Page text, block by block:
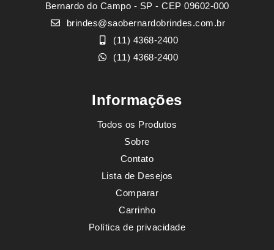
Bernardo do Campo - SP - CEP 09602-000
brindes@saobernardobrindes.com.br
(11) 4368-2400
(11) 4368-2400
Informações
Todos os Produtos
Sobre
Contato
Lista de Desejos
Comparar
Carrinho
Política de privacidade